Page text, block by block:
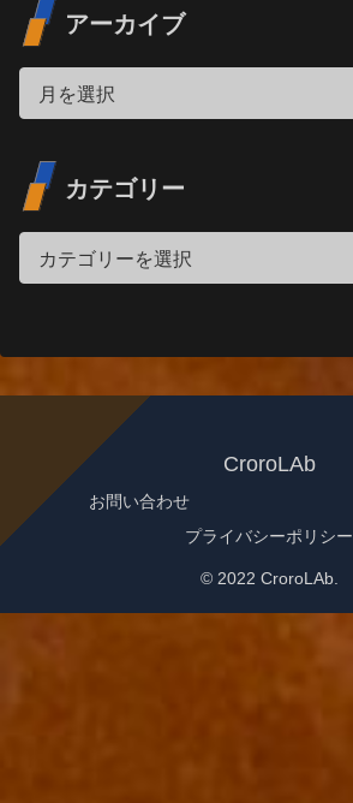
アーカイブ
カテゴリー
CroroLAb
お問い合わせ
プライバシーポリシー
© 2022 CroroLAb.